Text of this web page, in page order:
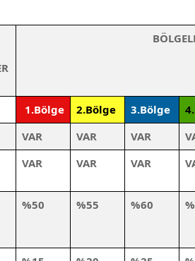
1.Bölge 2.Bölge 3.Bölge
VAR VAR VAR
VAR VAR VAR
%50 %55 %60